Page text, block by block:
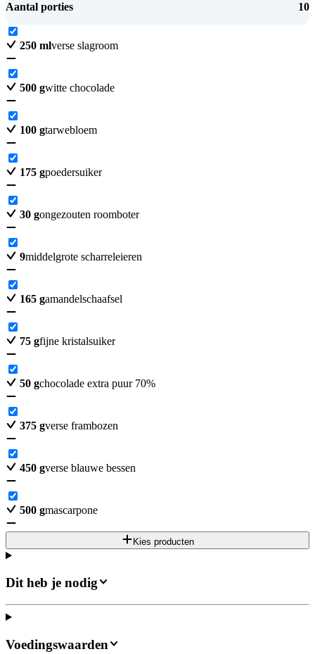
Aantal porties 10
250 mlverse slagroom
500 gwitte chocolade
100 gtarwebloem
175 gpoedersuiker
30 gongezouten roomboter
9middelgrote scharreleieren
165 gamandelschaafsel
75 gfijne kristalsuiker
50 gchocolade extra puur 70%
375 gverse frambozen
450 gverse blauwe bessen
500 gmascarpone
Kies producten
Dit heb je nodig
Voedingswaarden